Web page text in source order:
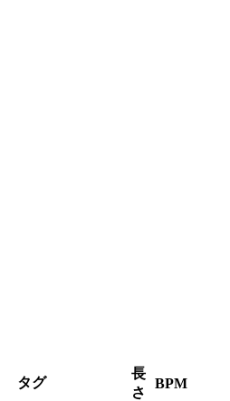
タグ
長
さ
BPM